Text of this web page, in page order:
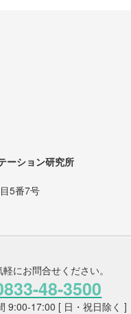
ーション研究所
5番7号
軽にお問合せください。
48-3500
9:00-17:00 [ 日・祝日除く ]